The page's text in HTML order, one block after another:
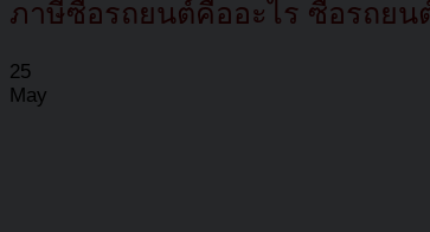
ภาษีซื้อรถยนต์คืออะไร ซื้อรถย
25
May